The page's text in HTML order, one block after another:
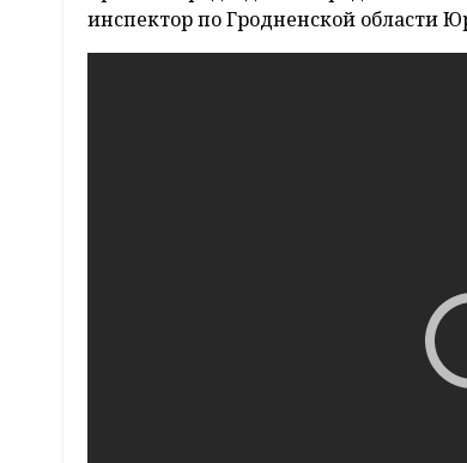
инспектор по Гродненской области